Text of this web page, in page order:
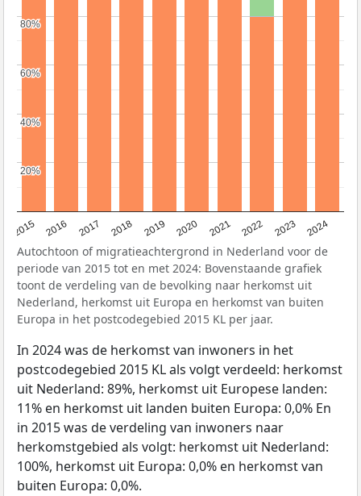
2015 2016 2017 2018 2019 2020 2021 2022 2023 2024
20%
20%
40%
40%
60%
60%
80%
80%
Autochtoon of migratieachtergrond in Nederland voor de
periode van 2015 tot en met 2024: Bovenstaande grafiek
toont de verdeling van de bevolking naar herkomst uit
Nederland, herkomst uit Europa en herkomst van buiten
Europa in het postcodegebied 2015 KL per jaar.
In 2024 was de herkomst van inwoners in het
postcodegebied 2015 KL als volgt verdeeld: herkomst
uit Nederland: 89%, herkomst uit Europese landen:
11% en herkomst uit landen buiten Europa: 0,0% En
in 2015 was de verdeling van inwoners naar
herkomstgebied als volgt: herkomst uit Nederland:
100%, herkomst uit Europa: 0,0% en herkomst van
buiten Europa: 0,0%.